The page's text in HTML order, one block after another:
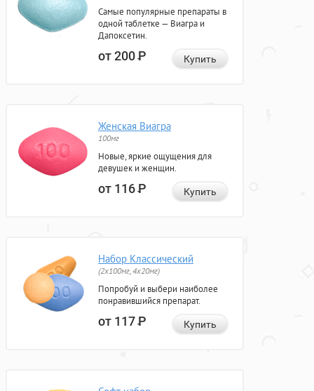
Самые популярные препараты в
одной таблетке — Виагра и
Дапоксетин.
от 200Р Купить
Женская Виагра
100мг
Новые, яркие ощущения для
девушек и женщин.
от 116Р Купить
Набор Классический
(2x100мг, 4x20мг)
Попробуй и выбери наиболее
понравившийся препарат.
от 117Р Купить